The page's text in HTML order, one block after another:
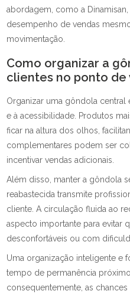
abordagem, como a
desempenho de vendas
movimentação.
Como organizar a
clientes no ponto de
Organizar uma gôndola central
e à acessibilidade. Produtos
ficar na altura dos olhos,
complementares podem ser
incentivar vendas adicionais.
Além disso, manter a gôndola
reabastecida transmite
cliente. A circulação fluida ao
aspecto importante para evitar
desconfortáveis ou com
Uma organização inteligente e
tempo de permanência
consequentemente, as